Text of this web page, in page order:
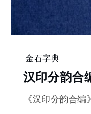
金石字典
汉印分韵合
《汉印分韵合